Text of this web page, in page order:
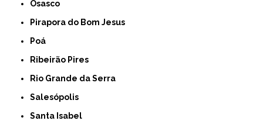
Osasco
Pirapora do Bom Jesus
Poá
Ribeirão Pires
Rio Grande da Serra
Salesópolis
Santa Isabel